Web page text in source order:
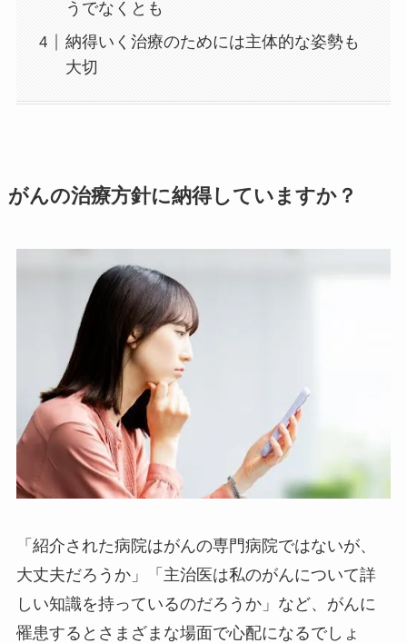
うでなくとも
納得いく治療のためには主体的な姿勢も
大切
がんの治療方針に納得していますか？
「紹介された病院はがんの専門病院ではないが、
大丈夫だろうか」「主治医は私のがんについて詳
しい知識を持っているのだろうか」など、がんに
罹患するとさまざまな場面で心配になるでしょ